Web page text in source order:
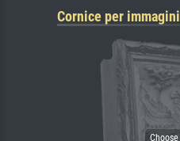
Cornice per immagini